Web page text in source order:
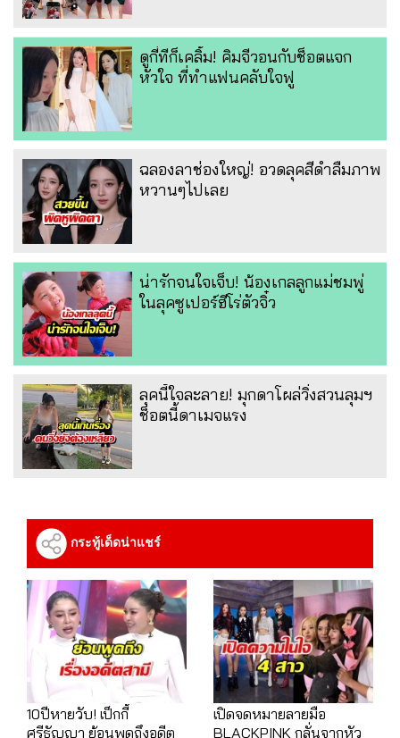
ดูกี่ทีก็เคลิ้ม! คิมจีวอนกับช็อตแจก
หัวใจ ที่ทำแฟนคลับใจฟู
ฉลองลาช่องใหญ่! อวดลุคสีดำลืมภาพ
หวานๆไปเลย
น่ารักจนใจเจ็บ! น้องเกลลูกแม่ชมพู่
ในลุคซูเปอร์ฮีโร่ตัวจิ๋ว
ลุคนี้ใจละลาย! มุกดาโผล่วิ่งสวนลุมฯ
ช็อตนี้ดาเมจแรง
กระทู้เด็ดน่าแชร์
10ปีหายวับ! เป็กกี้
ศรีธัญญา ย้อนพูดถึงอดีต
เปิดจดหมายลายมือ
BLACKPINK กลั่นจากหัว